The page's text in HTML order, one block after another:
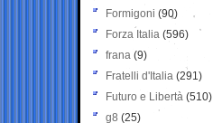
Formigoni (90)
Forza Italia (596)
frana (9)
Fratelli d'Italia (291)
Futuro e Libertà (510)
g8 (25)